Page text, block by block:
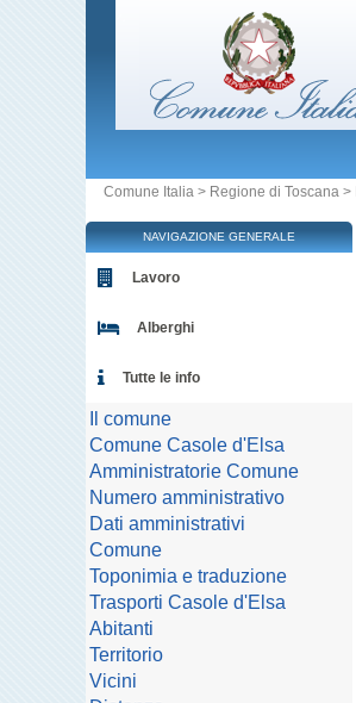
Comune Italia > Regione di Toscana >
NAVIGAZIONE GENERALE
Lavoro
Alberghi
Tutte le info
Il comune
Comune Casole d'Elsa
Amministratorie Comune
Numero amministrativo
Dati amministrativi
Comune
Toponimia e traduzione
Trasporti Casole d'Elsa
Abitanti
Territorio
Vicini